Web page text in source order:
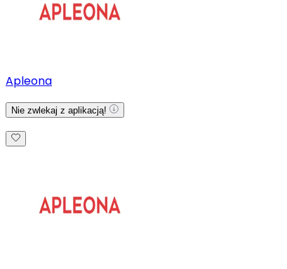
Apleona
Nie zwlekaj z aplikacją!